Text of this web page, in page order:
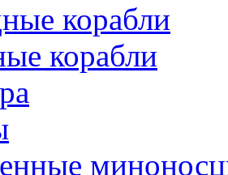
корабли
корабли